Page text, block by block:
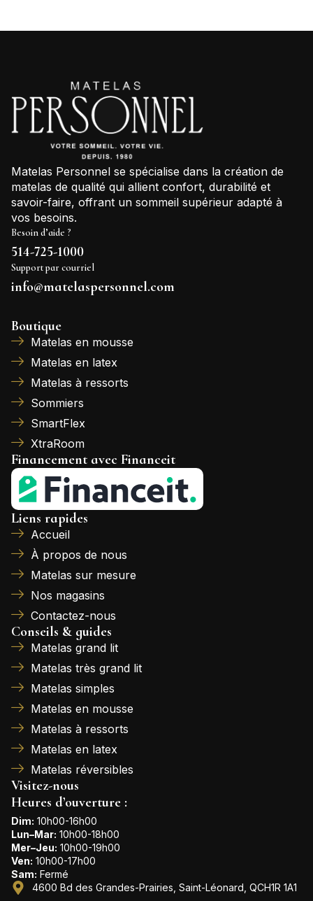
Matelas Personnel se spécialise dans la création de
matelas de qualité qui allient confort, durabilité et
savoir-faire, offrant un sommeil supérieur adapté à
vos besoins.
Besoin d’aide ?
514-725-1000
Support par courriel
info@matelaspersonnel.com
Boutique
Matelas en mousse
Matelas en latex
Matelas à ressorts
Sommiers
SmartFlex
XtraRoom
Financement avec Financeit
Liens rapides
Accueil
À propos de nous
Matelas sur mesure
Nos magasins
Contactez-nous
Conseils & guides
Matelas grand lit
Matelas très grand lit
Matelas simples
Matelas en mousse
Matelas à ressorts
Matelas en latex
Matelas réversibles
Visitez-nous
Heures d’ouverture :
Dim: 10h00-16h00
Lun–Mar: 10h00-18h00
Mer–Jeu: 10h00-19h00
Ven: 10h00-17h00
Sam: Fermé
4600 Bd des Grandes-Prairies, Saint-Léonard, QCH1R 1A1